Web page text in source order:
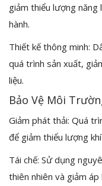
giảm thiểu lượng
hành.
Thiết kế thông minh:
quá trình sản xuất,
liệu.
Bảo Vệ Môi
Giảm phát thải: Quá
để giảm thiểu lượng
Tái chế: Sử dụng
thiên nhiên và giảm